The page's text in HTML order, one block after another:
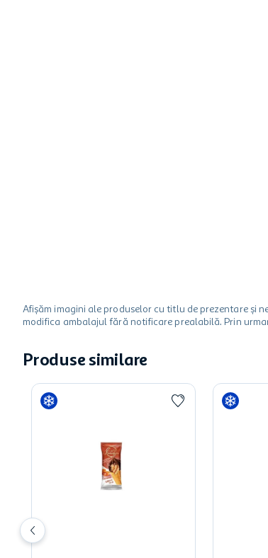
Afișăm imagini ale produselor cu titlu de prezentare și
modifica ambalajul fără notificare prealabilă. Prin
Produse similare